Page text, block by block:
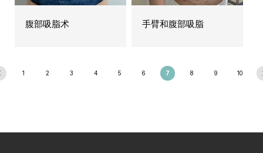
腹部吸脂术 手臂和腹部吸脂
1 2 3 4 5 6 7 8 9 10